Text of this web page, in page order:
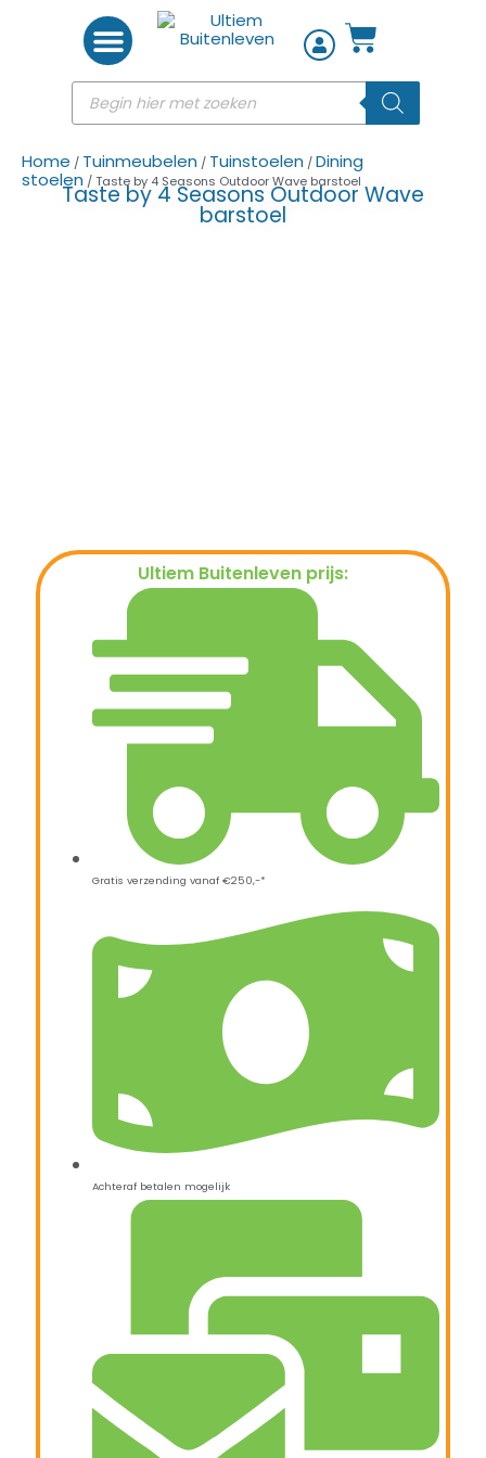
Home / Tuinmeubelen / Tuinstoelen /Dining
stoelen / Taste by 4 Seasons Outdoor Wave barstoel
Taste by 4 Seasons Outdoor Wave
barstoel
Ultiem Buitenleven prijs:
Gratis verzending vanaf €250,-*
Achteraf betalen mogelijk